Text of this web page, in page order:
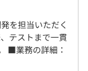
を担当いただく
テストまで一貫
■業務の詳細：